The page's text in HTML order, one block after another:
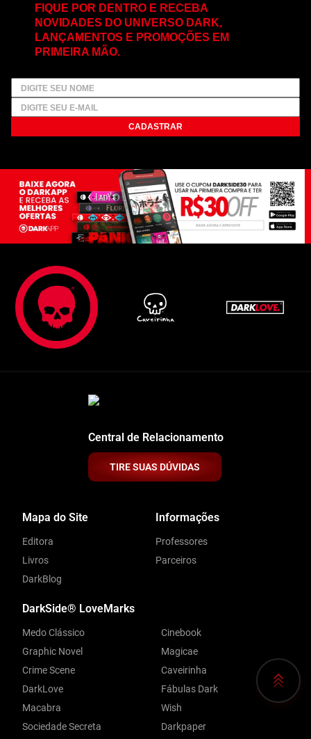
FIQUE POR DENTRO E RECEBA
NOVIDADES DO UNIVERSO DARK,
LANÇAMENTOS E PROMOÇÕES EM
PRIMEIRA MÃO.
CADASTRAR
Central de Relacionamento
TIRE SUAS DÚVIDAS
Mapa do Site
Editora
Livros
DarkBlog
Informações
Professores
Parceiros
DarkSide® LoveMarks
Medo Clássico
Graphic Novel
Crime Scene
DarkLove
Macabra
Sociedade Secreta
Cinebook
Magicae
Caveirinha
Fábulas Dark
Wish
Darkpaper